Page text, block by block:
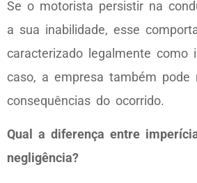
Se o motorista persistir na
a sua inabilidade, esse
caracterizado legalmente como
caso, a empresa também pode
consequências do ocorrido.
Qual a diferença entre
negligência?